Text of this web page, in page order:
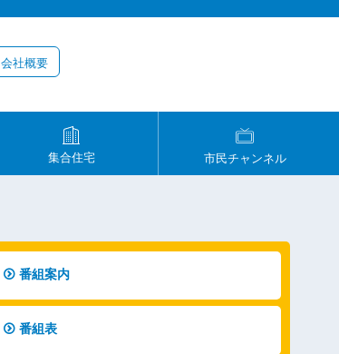
会社概要
集合住宅 市民チャンネル
番組案内
番組表